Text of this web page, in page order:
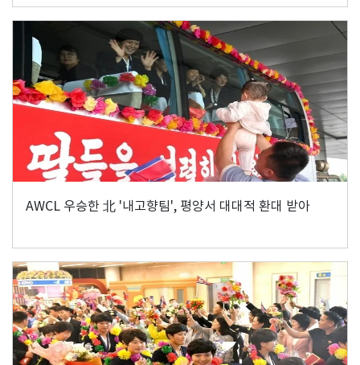
AWCL 우승한 北 '내고향팀', 평양서 대대적 환대 받아